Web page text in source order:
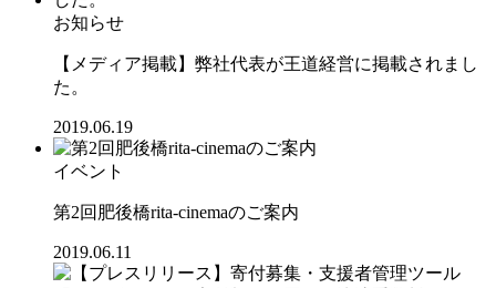
お知らせ
【メディア掲載】弊社代表が王道経営に掲載されまし
た。
2019.06.19
イベント
第2回肥後橋rita-cinemaのご案内
2019.06.11